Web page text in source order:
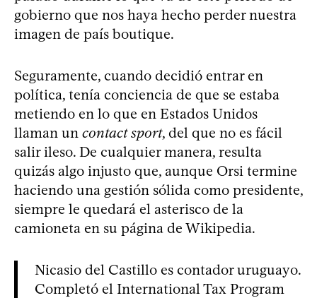
gobierno que nos haya hecho perder nuestra
imagen de país boutique.
Seguramente, cuando decidió entrar en
política, tenía conciencia de que se estaba
metiendo en lo que en Estados Unidos
llaman un contact sport, del que no es fácil
salir ileso. De cualquier manera, resulta
quizás algo injusto que, aunque Orsi termine
haciendo una gestión sólida como presidente,
siempre le quedará el asterisco de la
camioneta en su página de Wikipedia.
Nicasio del Castillo es contador uruguayo.
Completó el International Tax Program